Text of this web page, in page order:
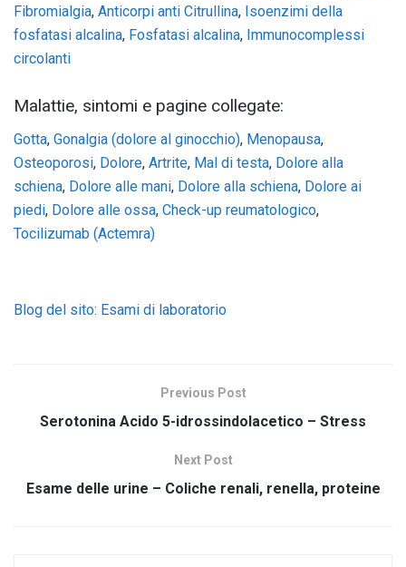
Fibromialgia, Anticorpi anti Citrullina, Isoenzimi della
fosfatasi alcalina, Fosfatasi alcalina, Immunocomplessi
circolanti
Malattie, sintomi e pagine collegate:
Gotta, Gonalgia (dolore al ginocchio), Menopausa,
Osteoporosi, Dolore, Artrite, Mal di testa, Dolore alla
schiena, Dolore alle mani, Dolore alla schiena, Dolore ai
piedi, Dolore alle ossa, Check-up reumatologico,
Tocilizumab (Actemra)
Blog del sito: Esami di laboratorio
Previous Post
Serotonina Acido 5-idrossindolacetico – Stress
Next Post
Esame delle urine – Coliche renali, renella, proteine